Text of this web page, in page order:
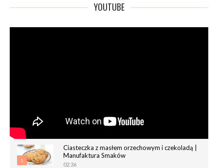
YOUTUBE
1
Ciasteczka z masłem orzechowym i czekoladą |
Manufaktura Smaków
02:36